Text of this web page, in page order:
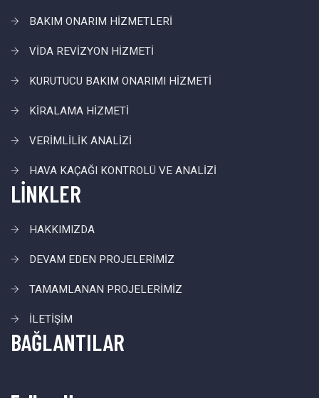
BAKIM ONARIM HİZMETLERİ
VİDA REVİZYON HİZMETİ
KURUTUCU BAKIM ONARIMI HİZMETİ
KİRALAMA HİZMETİ
VERİMLİLİK ANALİZİ
HAVA KAÇAĞI KONTROLÜ VE ANALİZİ
LİNKLER
HAKKIMIZDA
DEVAM EDEN PROJELERİMİZ
TAMAMLANAN PROJELERİMİZ
İLETİŞİM
BAĞLANTILAR